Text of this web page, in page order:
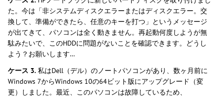
た。今は「非システムディスクエラーまたはディスクエラー。交
換して、準備ができたら、任意のキーを打つ」というメッセージ
が出てきて、パソコンは全く動きません。再起動何度しようが無
駄みたいで、このHDDに問題がないことを確認できます。どうし
よう？お願いします…
ケース 3. 私はDell（デル）のノートパソコンがあり、数ヶ月前に
Windows 7からWindows 10の64ビット版にアップグレード（変
更）しました。最近、このパソコンは故障しているため、